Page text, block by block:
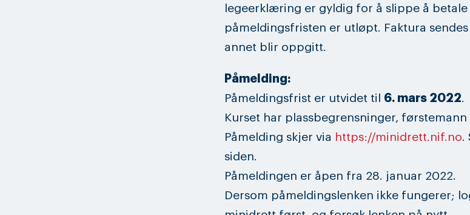
legeerklæring er gyldig for å slippe å
påmeldingsfristen er utløpt. Faktura
annet blir oppgitt.
Påmelding:
Påmeldingsfrist er utvidet til 6. mars 2022.
Kurset har plassbegrensninger,
Påmelding skjer via https://minidrett.nif.no.
siden.
Påmeldingen er åpen fra 28. januar 2022.
Dersom påmeldingslenken ikke fungerer;